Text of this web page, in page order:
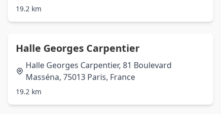
19.2 km
Halle Georges Carpentier
Halle Georges Carpentier, 81 Boulevard
Masséna, 75013 Paris, France
19.2 km